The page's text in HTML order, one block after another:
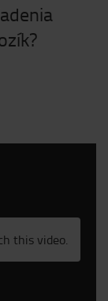
this video.